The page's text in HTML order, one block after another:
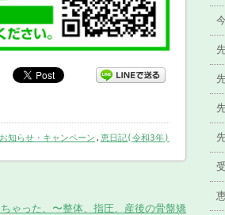
お知らせ・キャンペーン , 恵日記(令和3年)
ゃった、〜整体、指圧、産後の骨盤矯